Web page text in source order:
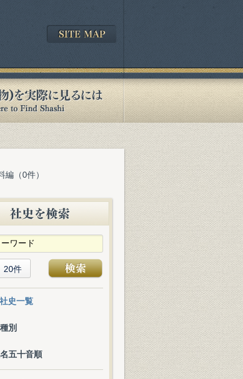
（0件）
20件
史一覧
別
五十音順